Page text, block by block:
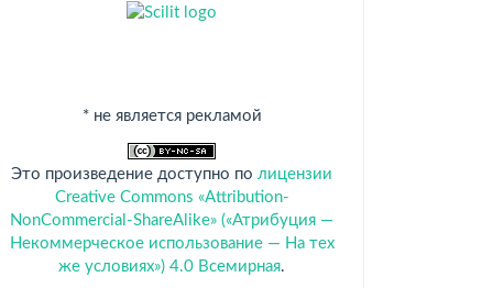
* не является рекламой
Это произведение доступно по лицензии
Creative Commons «Attribution-
NonCommercial-ShareAlike» («Атрибуция —
Некоммерческое использование — На тех
же условиях») 4.0 Всемирная.